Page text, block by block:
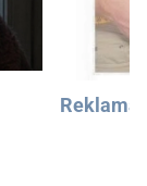
Reklama